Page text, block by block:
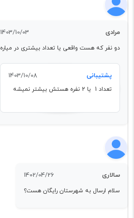
مرادی 1403/10/03
دو نفر که هست واقعی یا تعداد بیشتری در میاره
پشتیبانی 1403/10/08
تعداد 1 یا 2 نفره هستش بیشتر نمیشه
سالاری 1402/04/26
سلام ارسال به شهرستان رایگان هست؟